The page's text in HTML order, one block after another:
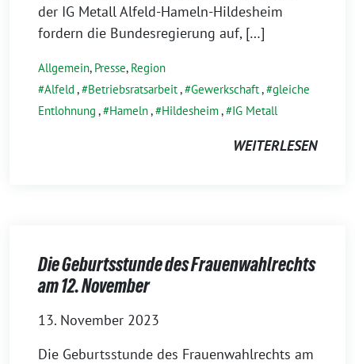
der IG Metall Alfeld-Hameln-Hildesheim
fordern die Bundesregierung auf, […]
Allgemein, Presse, Region
Alfeld , Betriebsratsarbeit, Gewerkschaft, gleiche
Entlohnung , Hameln, Hildesheim, IG Metall
WEITERLESEN
Die Geburtsstunde des Frauenwahlrechts
am 12. November
13. November 2023
Die Geburtsstunde des Frauenwahlrechts am